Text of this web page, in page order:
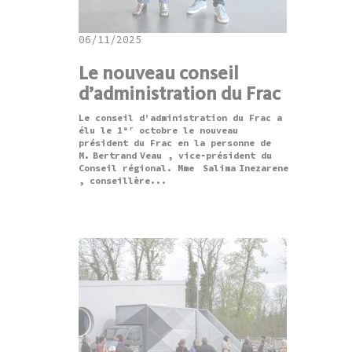
06/11/2025
Le nouveau conseil
d’administration du Frac
Le conseil d’administration du Frac a
élu le 1ᵉʳ octobre le nouveau
président du Frac en la personne de
M. Bertrand Veau , vice‑président du
Conseil régional. Mme Salima Inezarene
, conseillère...